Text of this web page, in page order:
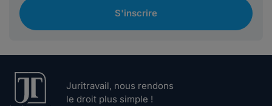
S'inscrire
Juritravail, nous rendons
le droit plus simple !